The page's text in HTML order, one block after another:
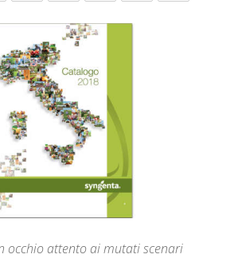
occhio attento ai mutati scenari